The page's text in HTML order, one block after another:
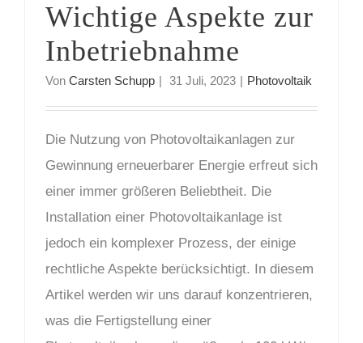
Wichtige Aspekte zur
Inbetriebnahme
Von Carsten Schupp | 31 Juli, 2023 | Photovoltaik
Die Nutzung von Photovoltaikanlagen zur
Gewinnung erneuerbarer Energie erfreut sich
einer immer größeren Beliebtheit. Die
Installation einer Photovoltaikanlage ist
jedoch ein komplexer Prozess, der einige
rechtliche Aspekte berücksichtigt. In diesem
Artikel werden wir uns darauf konzentrieren,
was die Fertigstellung einer